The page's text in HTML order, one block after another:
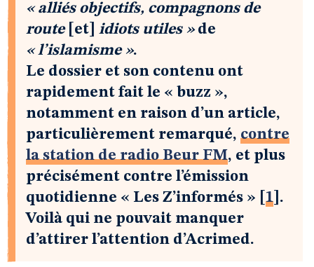
« alliés objectifs, compagnons de
route[et] idiots utiles »de
« l’islamisme ».
Le dossier et son contenu ont
rapidement fait le « buzz »,
notamment en raison d’un article,
particulièrement remarqué, contre
la station de radio Beur FM, et plus
précisément contre l’émission
quotidienne « Les Z’informés »
1 .
Voilà qui ne pouvait manquer
d’attirer l’attention d’Acrimed.